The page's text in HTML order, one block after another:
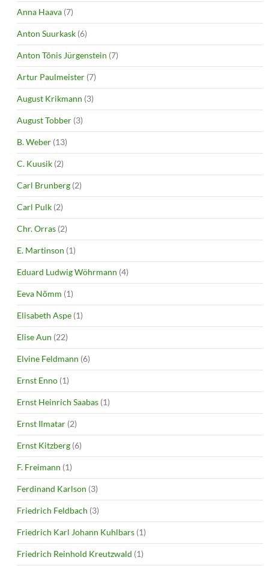
Anna Haava (7)
Anton Suurkask (6)
Anton Tõnis Jürgenstein (7)
Artur Paulmeister (7)
August Krikmann (3)
August Tobber (3)
B. Weber (13)
C. Kuusik (2)
Carl Brunberg (2)
Carl Pulk (2)
Chr. Orras (2)
E. Martinson (1)
Eduard Ludwig Wöhrmann (4)
Eeva Nõmm (1)
Elisabeth Aspe (1)
Elise Aun (22)
Elvine Feldmann (6)
Ernst Enno (1)
Ernst Heinrich Saabas (1)
Ernst Ilmatar (2)
Ernst Kitzberg (6)
F. Freimann (1)
Ferdinand Karlson (3)
Friedrich Feldbach (3)
Friedrich Karl Johann Kuhlbars (1)
Friedrich Reinhold Kreutzwald (1)